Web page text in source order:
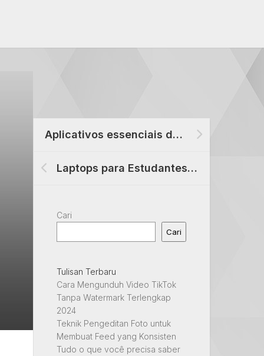
Aplicativos essenciais de produtividade para macOS e iOS em 2024
Laptops para Estudantes: Escolhendo o Melhor para Suas Necessidades
Cari
Cari
Tulisan Terbaru
Cara Mengunduh Video TikTok
Tanpa Watermark Terlengkap
2024
Teknik Pengeditan Foto untuk
Membuat Feed yang Konsisten
Tudo o que você precisa saber